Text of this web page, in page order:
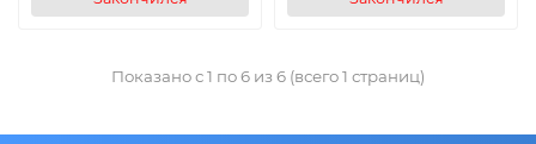
Показано с 1 по 6 из 6 (всего 1 страниц)